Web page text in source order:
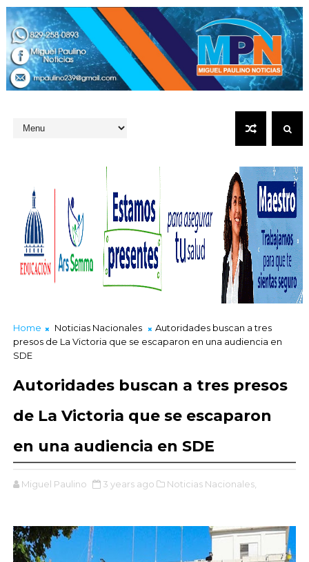
Home Noticias Nacionales
Autoridades buscan a tres
presos de La Victoria que se escaparon en una audiencia en
SDE
Autoridades buscan a tres presos
de La Victoria que se escaparon
en una audiencia en SDE
Miguel Paulino 3 years ago Noticias Nacionales,